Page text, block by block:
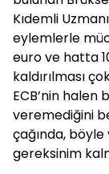
Kıdemli
eylemlerle
euro ve hatta
kaldırılması
ECB’nin halen
veremediğini
çağında,
gereksinim